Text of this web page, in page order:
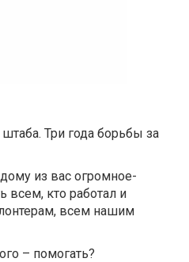
Три года борьбы за
из вас огромное-
всем, кто работал и
всем нашим
– помогать?